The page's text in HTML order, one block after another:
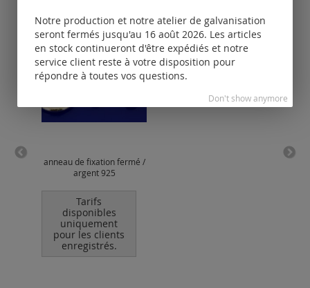
anneau de fixation fermé /
argent 925
Tarifs
disponibles
uniquement
pour les clients
enregistrés.
Notre production et notre atelier de galvanisation
seront fermés jusqu'au 16 août 2026. Les articles
en stock continueront d'être expédiés et notre
service client reste à votre disposition pour
répondre à toutes vos questions.
Don't show anymore